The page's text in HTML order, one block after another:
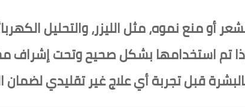
أو منع نموه، مثل الليزر، والتحليل
تم استخدامها بشكل صحيح وتحت إشراف
قبل تجربة أي علاج غير تقليدي لضمان